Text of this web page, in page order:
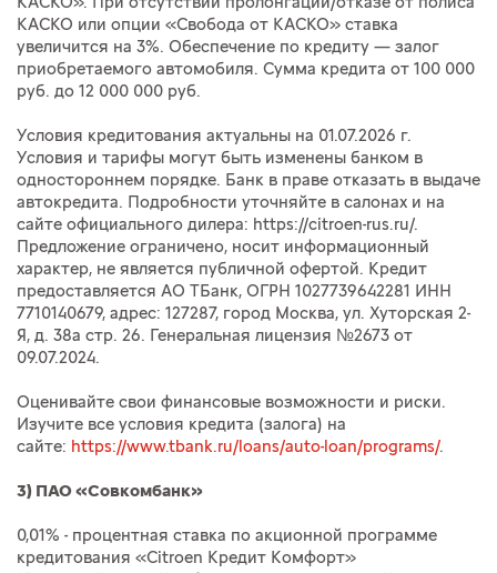
КАСКО или опции «Свобода от КАСКО» ставка
увеличится на 3%. Обеспечение по кредиту — залог
приобретаемого автомобиля. Сумма кредита от 100 000
руб. до 12 000 000 руб.
Условия кредитования актуальны на 01.07.2026 г.
Условия и тарифы могут быть изменены банком в
одностороннем порядке. Банк в праве отказать в выдаче
автокредита. Подробности уточняйте в салонах и на
сайте официального дилера: https://citroen-rus.ru/.
Предложение ограничено, носит информационный
характер, не является публичной офертой. Кредит
предоставляется АО ТБанк, ОГРН 1027739642281 ИНН
7710140679, адрес: 127287, город Москва, ул. Хуторская 2-
Я, д. 38а стр. 26. Генеральная лицензия №2673 от
09.07.2024.
Оценивайте свои финансовые возможности и риски.
Изучите все условия кредита (залога) на
сайте: https://www.tbank.ru/loans/auto-loan/programs/.
3) ПАО «Совкомбанк»
0,01% - процентная ставка по акционной программе
кредитования «Citroen Кредит Комфорт»